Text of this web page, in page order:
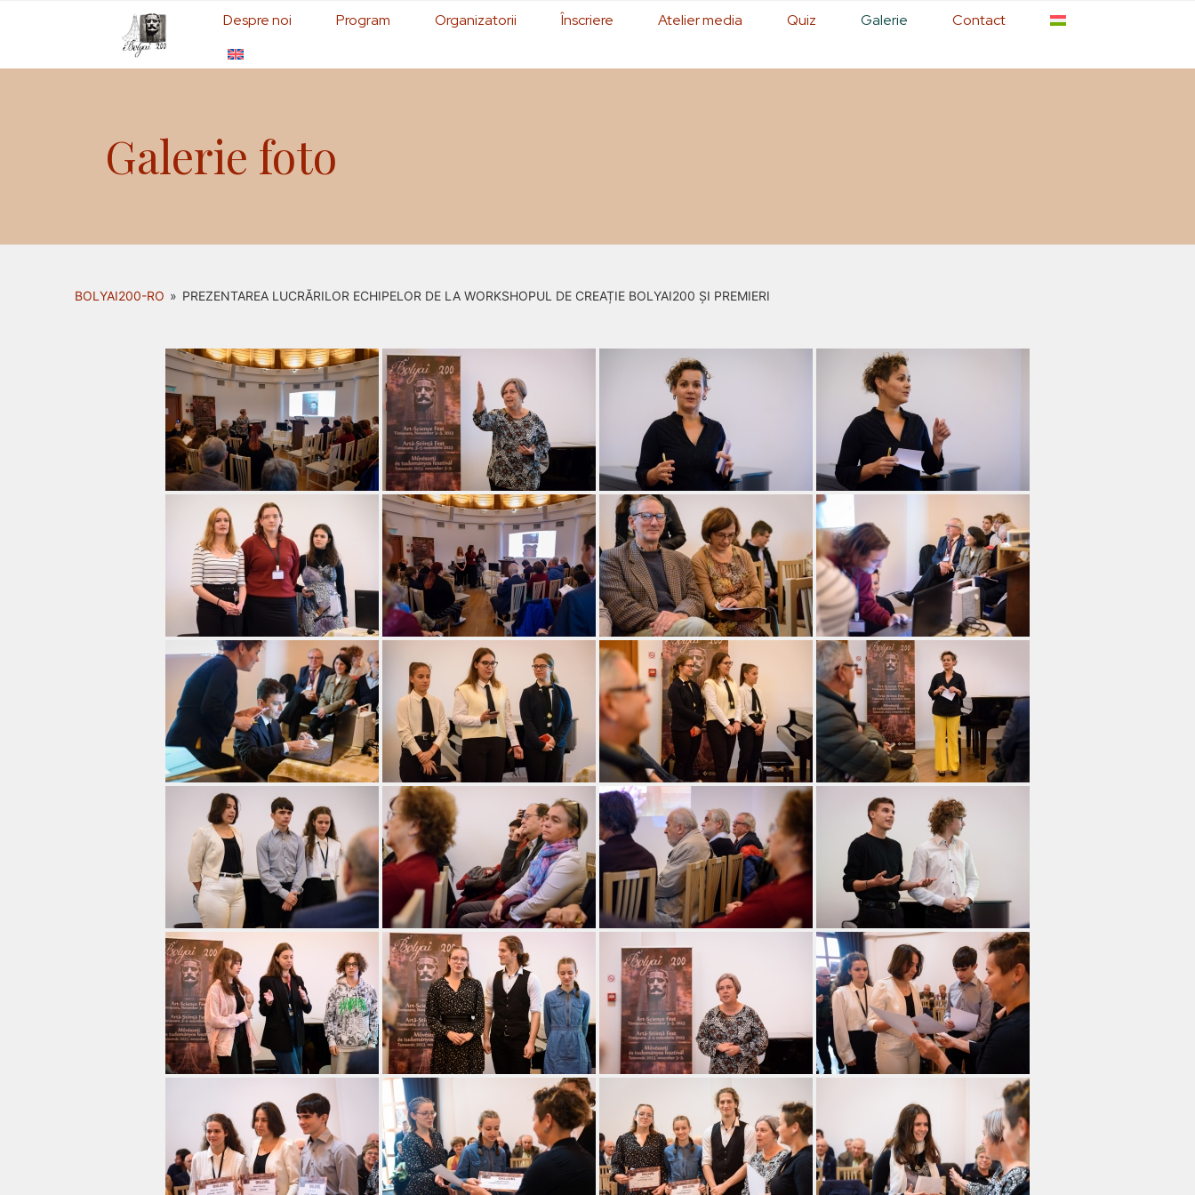
Despre noi Program Organizatorii Înscriere Atelier media Quiz Galerie Contact
Galerie foto
BOLYAI200-RO » PREZENTAREA LUCRĂRILOR ECHIPELOR DE LA WORKSHOPUL DE CREAȚIE BOLYAI200 ȘI PREMIERI